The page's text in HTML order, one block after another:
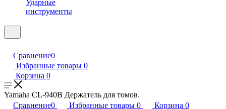
Ударные
инструменты
Сравнение0
Избранные товары 0
Корзина 0
Yamaha CL-940B Держатель для томов.
Сравнение0 Избранные товары 0 Корзина 0